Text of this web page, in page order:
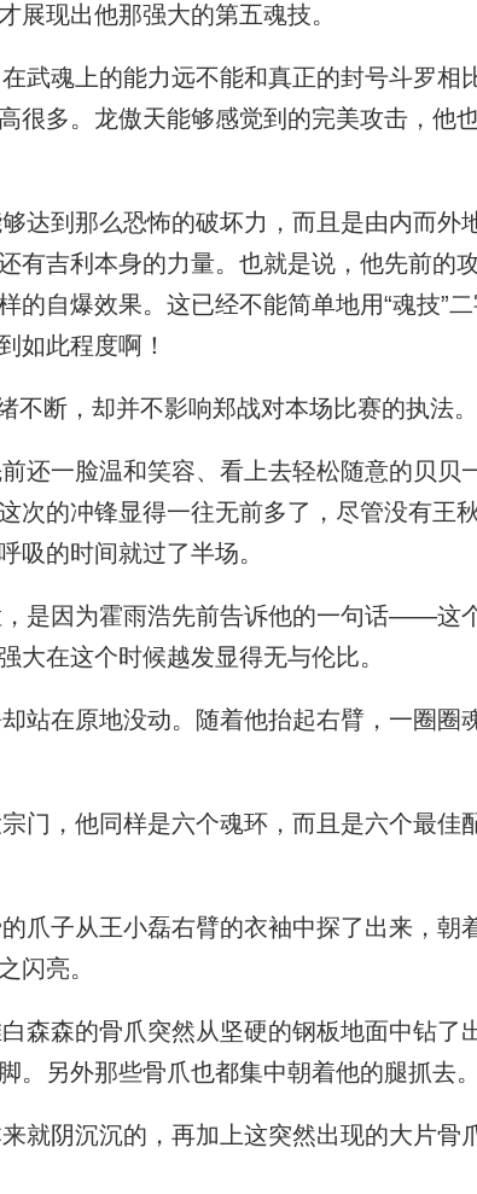
展现出他那强大的第五魂技。
武魂上的能力远不能和真正的封号斗罗相
很多。龙傲天能够感觉到的完美攻击，他
达到那么恐怖的破坏力，而且是由内而外
有吉利本身的力量。也就是说，他先前的
的自爆效果。这已经不能简单地用“魂技”
如此程度啊！
断，却并不影响郑战对本场比赛的执法。
还一脸温和笑容、看上去轻松随意的贝贝
次的冲锋显得一往无前多了，尽管没有王
吸的时间就过了半场。
是因为霍雨浩先前告诉他的一句话——这
大在这个时候越发显得无与伦比。
站在原地没动。随着他抬起右臂，一圈圈
门，他同样是六个魂环，而且是六个最佳
爪子从王小磊右臂的衣袖中探了出来，朝
闪亮。
森森的骨爪突然从坚硬的钢板地面中钻了
。另外那些骨爪也都集中朝着他的腿抓去。
就阴沉沉的，再加上这突然出现的大片骨